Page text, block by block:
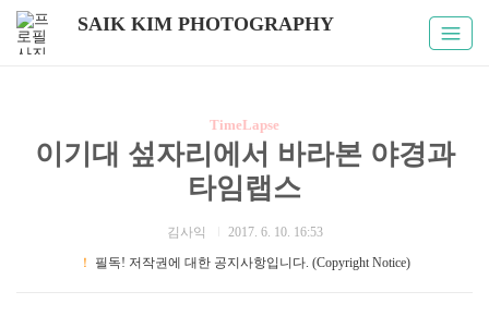
SAIK KIM PHOTOGRAPHY
TimeLapse
이기대 섶자리에서 바라본 야경과
타임랩스
김사익
2017. 6. 10. 16:53
！
필독! 저작권에 대한 공지사항입니다. (Copyright Notice)